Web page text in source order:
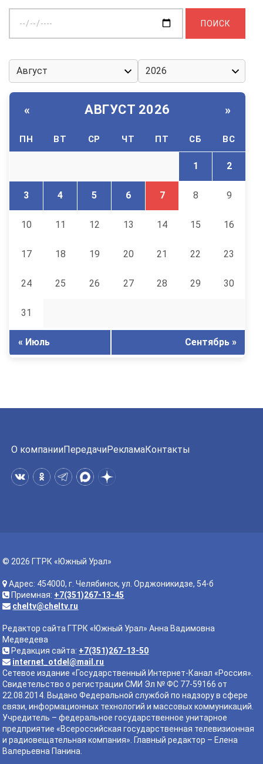
дату:
« АВГУСТ 2026 »
ПН ВТ СР ЧТ ПТ СБ ВС
1 2
3 4 5 6 7 8 9
10 11 12 13 14 15 16
17 18 19 20 21 22 23
24 25 26 27 28 29 30
31
« Июль Сентябрь »
О компанииПередачиРекламаКонтакты
© 2026 ГТРК «Южный Урал»
Адрес: 454000, г. Челябинск, ул. Орджоникидзе, 54-б
Приемная: +7(351)267-13-45
cheltv@cheltv.ru
Редактор сайта ГТРК «Южный Урал» Анна Вадимовна
Медведева
Редакция сайта: +7(351)267-13-50
internet_otdel@mail.ru
Сетевое издание «Государственный Интернет-Канал «Россия».
Свидетельство о регистрации СМИ Эл № ФС 77-59166 от
22.08.2014. Выдано Федеральной службой по надзору в сфере
связи, информационных технологий и массовых коммуникаций.
Учредитель – федеральное государственное унитарное
предприятие «Всероссийская государственная телевизионная
и радиовещательная компания». Главный редактор – Елена
Валерьевна Панина.